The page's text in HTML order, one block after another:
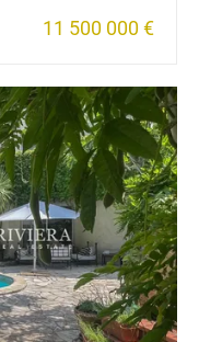
11 500 000 €